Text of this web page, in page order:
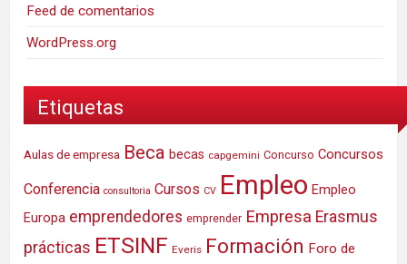
Feed de comentarios
WordPress.org
Etiquetas
Aulas de empresa Beca becas capgemini Concurso Concursos
Conferencia consultoria Cursos CV Empleo Empleo
Europa emprendedores emprender Empresa Erasmus
prácticas ETSINF Everis Formación Foro de